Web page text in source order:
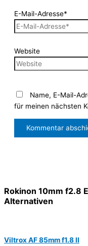
E-Mail-Adresse*
Website
Name, E-Mail-
für meinen nächsten
Rokinon 10mm f2.8
Alternativen
Viltrox AF 85mm f1.8 II